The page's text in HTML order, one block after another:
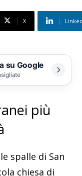
X
su Google
più
spalle di San
chiesa di